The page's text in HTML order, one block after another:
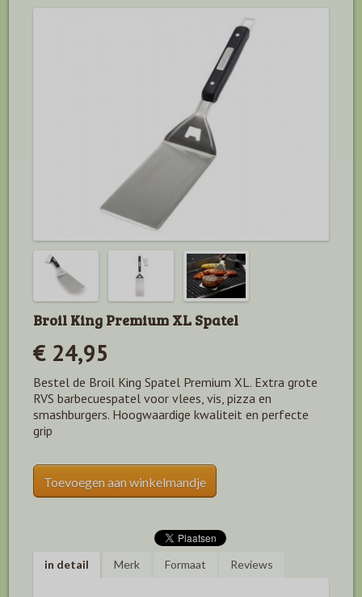
Broil King Premium XL Spatel
€ 24,95
Bestel de Broil King Spatel Premium XL. Extra grote
RVS barbecuespatel voor vlees, vis, pizza en
smashburgers. Hoogwaardige kwaliteit en perfecte
grip
Toevoegen aan winkelmandje
in detail Merk Formaat Reviews